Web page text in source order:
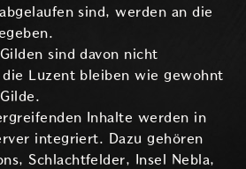
sind, werden an die
sind davon nicht
Luzent bleiben wie gewohnt
Inhalte werden in
integriert. Dazu gehören
Schlachtfelder, Insel Nebla,